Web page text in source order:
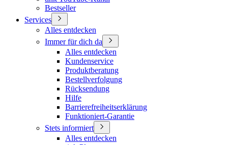
Bestseller
Services
Alles entdecken
Immer für dich da
Alles entdecken
Kundenservice
Produktberatung
Bestellverfolgung
Rücksendung
Hilfe
Barrierefreiheitserklärung
Funktioniert-Garantie
Stets informiert
Alles entdecken